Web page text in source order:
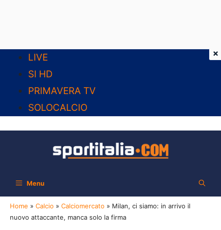
contenuto
LIVE
SI HD
PRIMAVERA TV
SOLOCALCIO
Menu
Home » Calcio » Calciomercato » Milan, ci siamo: in arrivo il
nuovo attaccante, manca solo la firma
×